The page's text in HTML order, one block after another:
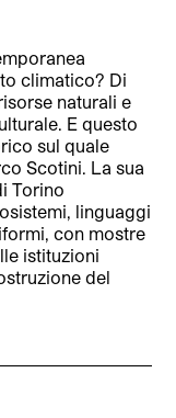
climatico? Di
naturali e
E questo
sul quale
Scotini. La sua
Torino
linguaggi
con mostre
istituzioni
del